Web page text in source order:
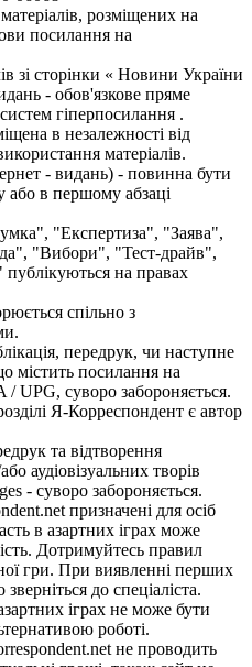
розміщених на
посилання на
зі сторінки « Новини України
- обов'язкове пряме
гіперпосилання .
в незалежності від
матеріалів.
- видань) - повинна бути
або в першому абзаці
"Експертиза", "Заява",
"Вибори", "Тест-драйв",
на правах
спільно з
передрук, чи наступне
містить посилання на
/ UPG, суворо забороняється.
Я-Корреспондент є автор
та відтворення
аудіовізуальних творів
- суворо забороняється.
призначені для осіб
в азартних іграх може
Дотримуйтесь правил
гри. При виявленні перших
до спеціаліста.
іграх не може бути
роботі.
не проводить